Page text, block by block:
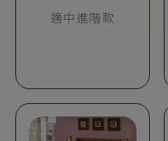
適中進階款